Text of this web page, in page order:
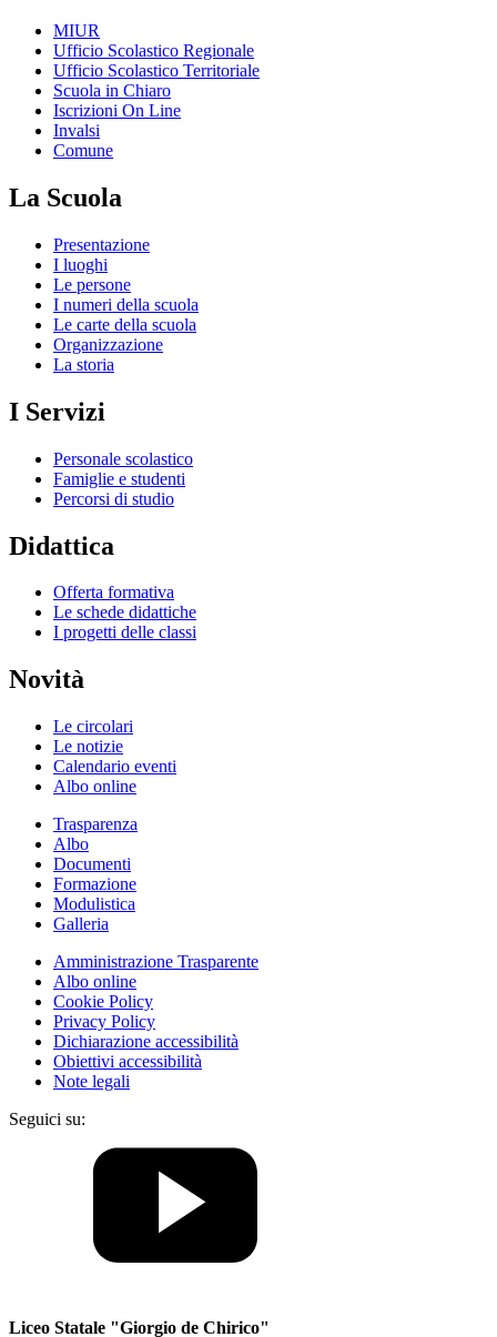
MIUR
Ufficio Scolastico Regionale
Ufficio Scolastico Territoriale
Scuola in Chiaro
Iscrizioni On Line
Invalsi
Comune
La Scuola
Presentazione
I luoghi
Le persone
I numeri della scuola
Le carte della scuola
Organizzazione
La storia
I Servizi
Personale scolastico
Famiglie e studenti
Percorsi di studio
Didattica
Offerta formativa
Le schede didattiche
I progetti delle classi
Novità
Le circolari
Le notizie
Calendario eventi
Albo online
Trasparenza
Albo
Documenti
Formazione
Modulistica
Galleria
Amministrazione Trasparente
Albo online
Cookie Policy
Privacy Policy
Dichiarazione accessibilità
Obiettivi accessibilità
Note legali
Seguici su:
Liceo Statale "Giorgio de Chirico"